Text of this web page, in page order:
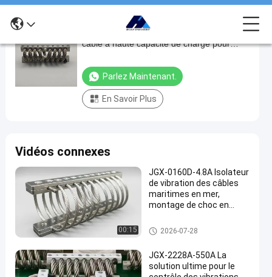
JGX-
1276D-
115B
Isolateur
câble
à
haute
capacité
charge
pour
équipements
JGX-1276D-115B Isolateur de vibration par
câble à haute capacité de charge pour
Parlez Maintenant.
En Savoir Plus
Vidéos connexes
00:15
JGX-0160D-4.8A Isolateur
de vibration des câbles
maritimes en mer,
montage de choc en
maintenance
Amortisseur de vibration de câ
ble métallique
2026-07-28
JGX-2228A-550A La
solution ultime pour le